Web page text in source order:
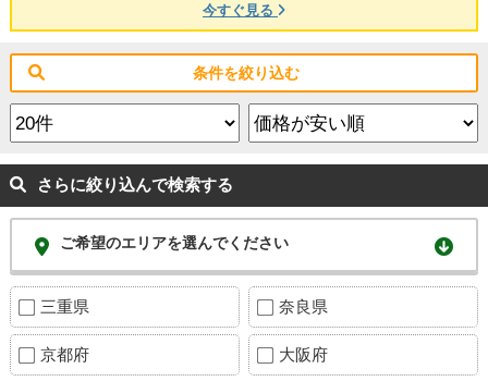
今すぐ見る
条件を絞り込む
さらに絞り込んで検索する
ご希望のエリアを選んでください
三重県 奈良県
京都府 大阪府